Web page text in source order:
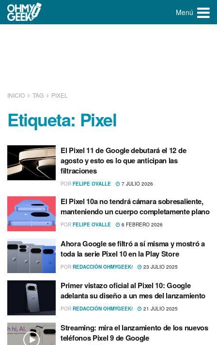
Menú
INICIO TAG PIXEL
Etiqueta: Pixel
El Pixel 11 de Google debutará el 12 de
agosto y esto es lo que anticipan las
filtraciones
POR FELIPE OVALLE 7 JULIO 2026
El Pixel 10a no tendrá cámara sobresaliente,
manteniendo un cuerpo completamente plano
POR FELIPE OVALLE 6 FEBRERO 2026
Ahora Google se filtró a sí misma y mostró a
toda la serie Pixel 10 en la Play Store
POR REDACCIÓN OHMYGEEK! 23 JULIO 2025
Primer vistazo oficial al Pixel 10: Google
adelanta su diseño a un mes del lanzamiento
POR REDACCIÓN OHMYGEEK! 21 JULIO 2025
Streaming: mira el lanzamiento de los nuevos
teléfonos Pixel 9 de Google